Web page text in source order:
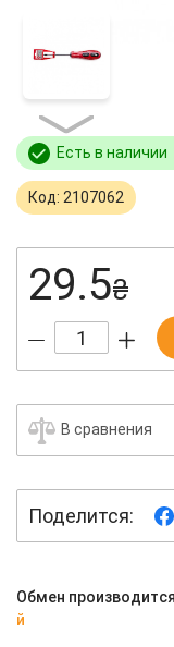
Есть в наличии
Код: 2107062
29.5₴
В сравнения
Поделится:
Обмен
й